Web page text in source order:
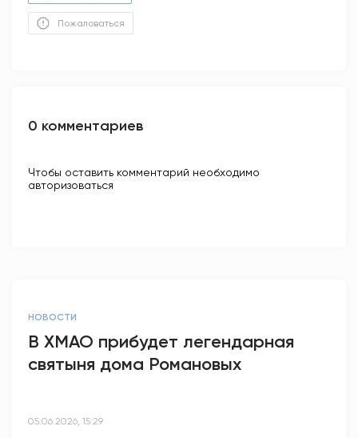
Пожаловаться
0 комментариев
Чтобы оставить комментарий необходимо
авторизоваться
НОВОСТИ
В ХМАО прибудет легендарная
святыня дома Романовых
05.06.2026, 15:29